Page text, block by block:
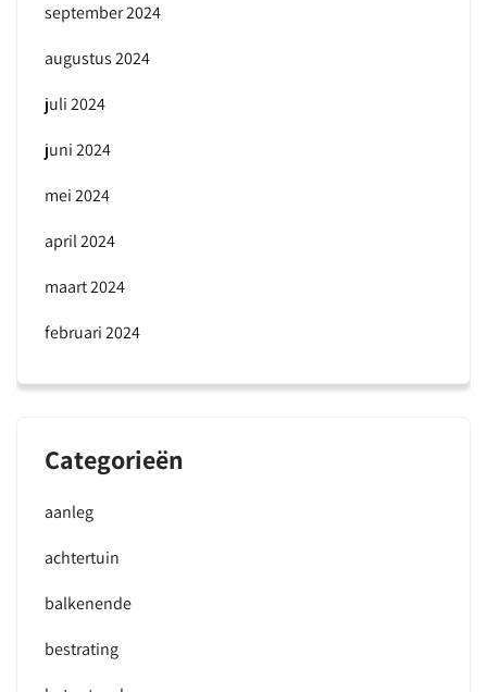
september 2024
augustus 2024
juli 2024
juni 2024
mei 2024
april 2024
maart 2024
februari 2024
Categorieën
aanleg
achtertuin
balkenende
bestrating